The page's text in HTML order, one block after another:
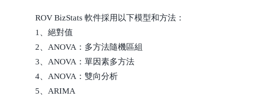
ROV BizStats 軟件採用以下模型和方法：
1、絕對值
2、ANOVA：多方法隨機區組
3、ANOVA：單因素多方法
4、ANOVA：雙向分析
5、ARIMA